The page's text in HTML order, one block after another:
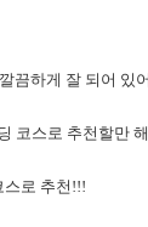
끔하게 잘 되어 있
코스로 추천할만
스로 추천!!!